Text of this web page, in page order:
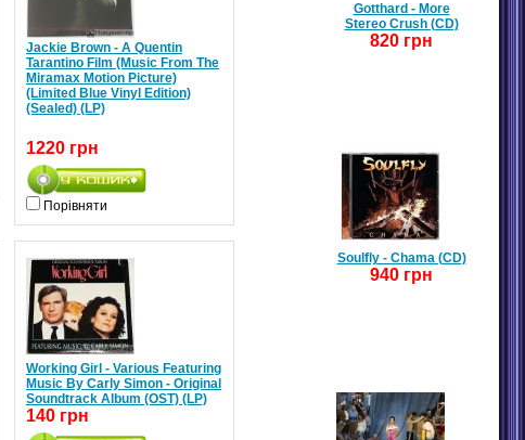
Jackie Brown - A Quentin
Tarantino Film (Music From The
Miramax Motion Picture)
(Limited Blue Vinyl Edition)
(Sealed) (LP)
1220 грн
Порівняти
Working Girl - Various Featuring
Music By Carly Simon - Original
Soundtrack Album (OST) (LP)
140 грн
Gotthard - More
Stereo Crush (CD)
820 грн
Soulfly - Chama (CD)
940 грн